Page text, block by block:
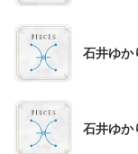
石井ゆか
石井ゆか